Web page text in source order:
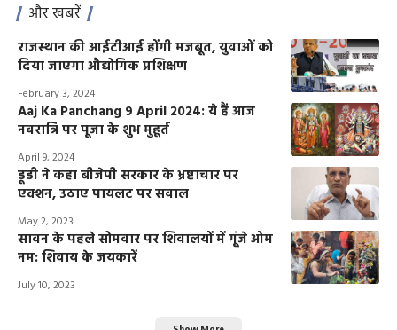
और खबरें
राजस्थान की आईटीआई होंगी मजबूत, युवाओं को
दिया जाएगा औद्योगिक प्रशिक्षण
February 3, 2024
Aaj Ka Panchang 9 April 2024: ये हैं आज
नवरात्रि पर पूजा के शुभ मुहूर्त
April 9, 2024
डूडी ने कहा बीजेपी सरकार के भ्रष्टाचार पर
एक्शन, उठाए पायलट पर सवाल
May 2, 2023
सावन के पहले सोमवार पर शिवालयों में गूंजे ओम
नम: शिवाय के जयकारें
July 10, 2023